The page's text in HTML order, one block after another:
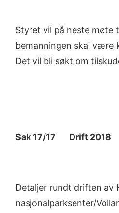
Styret vil på neste møte
bemanningen skal være
Det vil bli søkt om
Sak 17/17 Drift 2018
Detaljer rundt driften av
nasjonalparksenter/